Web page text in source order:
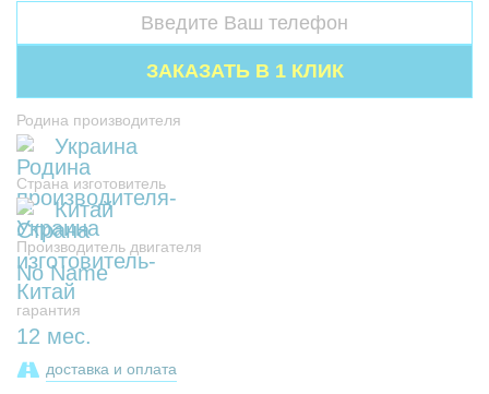
Родина производителя
Украина
Страна изготовитель
Китай
Производитель двигателя
No Name
гарантия
12 мес.
доставка и оплата